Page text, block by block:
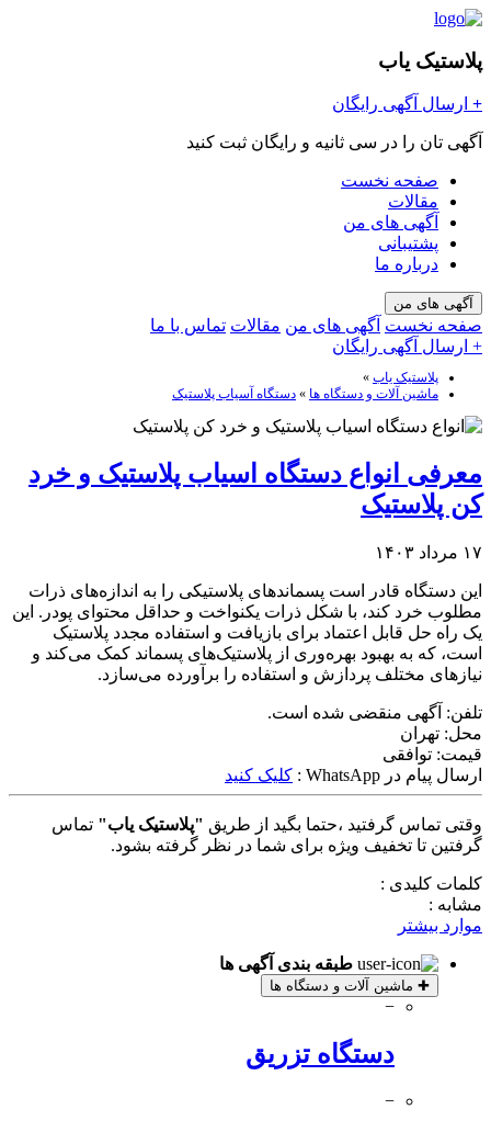
پلاستیک یاب
+ ارسال آگهی رایگان
آگهی تان را در سی ثانیه و رایگان ثبت کنید
صفحه نخست
مقالات
آگهی های من
پشتیبانی
درباره ما
آگهی های من
صفحه نخست آگهی های من مقالات تماس با ما
+ ارسال آگهی رایگان
پلاستیک یاب »
ماشین آلات و دستگاه ها » دستگاه آسیاب پلاستیک
معرفی انواع دستگاه اسیاب پلاستیک و خرد
کن پلاستیک
۱۷ مرداد ۱۴۰۳
این دستگاه قادر است پسماندهای پلاستیکی را به اندازه‌های ذرات
مطلوب خرد کند، با شکل ذرات یکنواخت و حداقل محتوای پودر. این
یک راه حل قابل اعتماد برای بازیافت و استفاده مجدد پلاستیک
است، که به بهبود بهره‌وری از پلاستیک‌های پسماند کمک می‌کند و
نیازهای مختلف پردازش و استفاده را برآورده می‌سازد.
تلفن: آگهی منقضی شده است.
محل: تهران
قیمت: توافقی
ارسال پیام در WhatsApp :
کلیک کنید
وقتی تماس گرفتید ،حتما بگید از طریق "پلاستیک یاب" تماس
گرفتین تا تخفیف ویژه برای شما در نظر گرفته بشود.
کلمات کلیدی :
مشابه :
موارد بیشتر
طبقه بندی آگهی ها
✚ ماشین آلات و دستگاه ها
−
دستگاه تزریق
−